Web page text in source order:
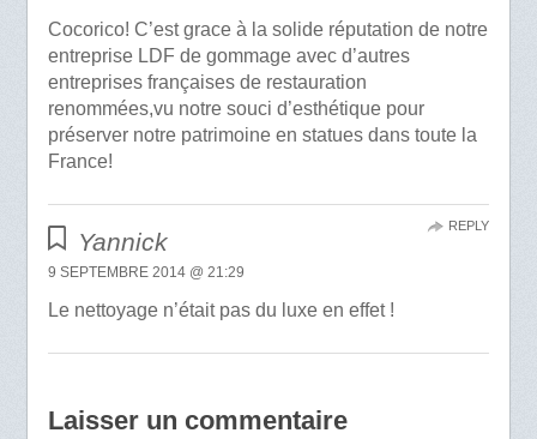
Cocorico! C’est grace à la solide réputation de notre
entreprise LDF de gommage avec d’autres
entreprises françaises de restauration
renommées,vu notre souci d’esthétique pour
préserver notre patrimoine en statues dans toute la
France!
Yannick
9 SEPTEMBRE 2014 @ 21:29
Le nettoyage n’était pas du luxe en effet !
REPLY
Laisser un commentaire